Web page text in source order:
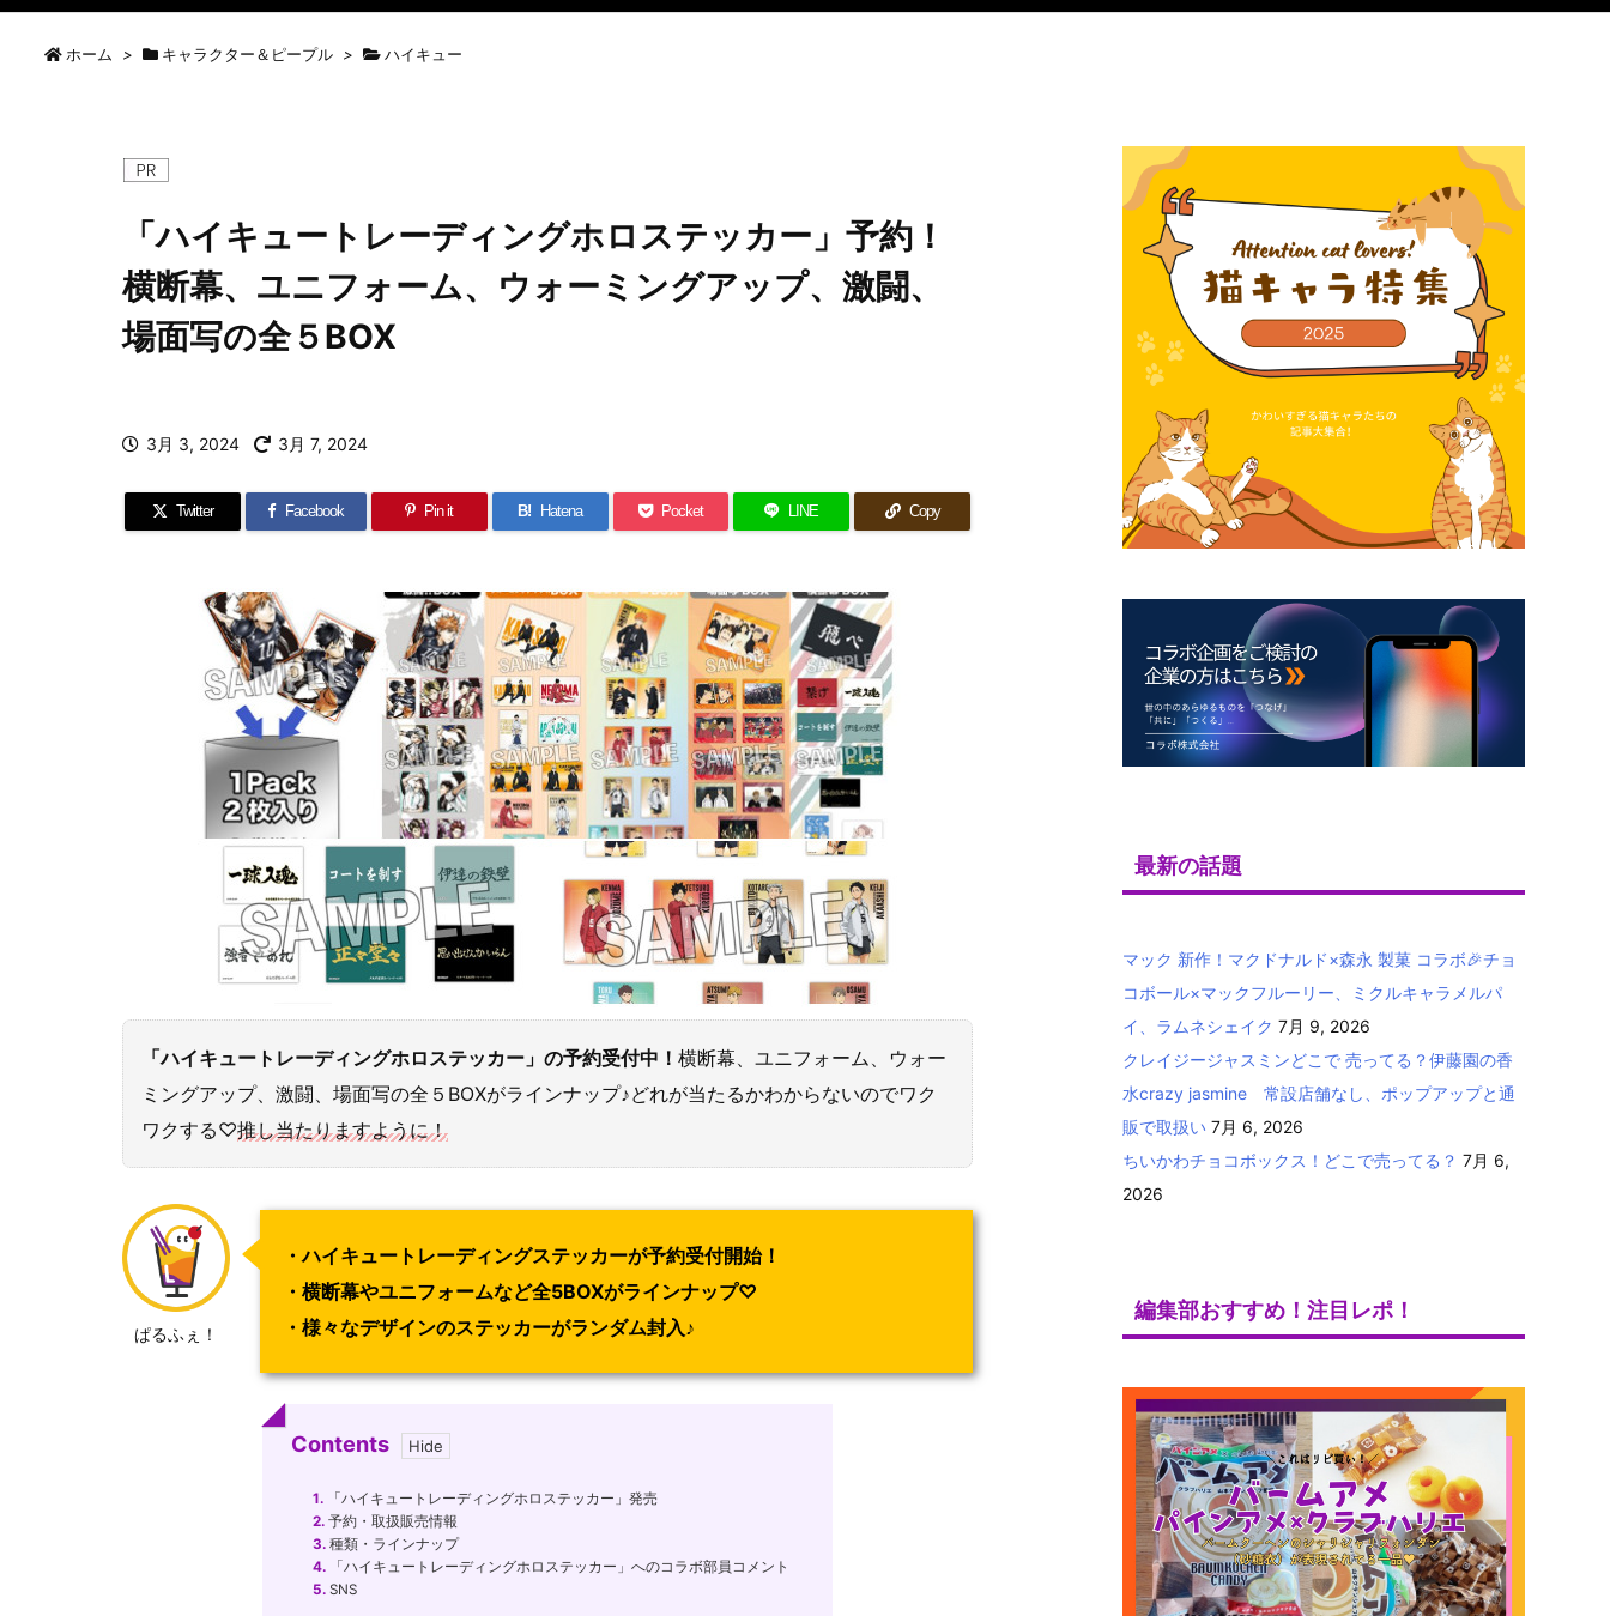
ホーム > キャラクター＆ピープル > ハイキュー
「ハイキュートレーディングホロステッカー」予約！
横断幕、ユニフォーム、ウォーミングアップ、激闘、
場面写の全５BOX
3月 3, 2024 3月 7, 2024
Twitter Facebook Pin it B! Hatena Pocket LINE Copy
「ハイキュートレーディングホロステッカー」の予約受付中！ 横断幕、ユニフォーム、ウォー
ミングアップ、激闘、場面写の全５BOXがラインナップ♪どれが当たるかわからないのでワク
ワクする♡推し当たりますように！
ぱるふぇ！
・ハイキュートレーディングステッカーが予約受付開始！
・横断幕やユニフォームなど全5BOXがラインナップ♡
・様々なデザインのステッカーがランダム封入♪
Contents
1. 「ハイキュートレーディングホロステッカー」発売
2. 予約・取扱販売情報
3. 種類・ラインナップ
4. 「ハイキュートレーディングホロステッカー」へのコラボ部員コメント
5. SNS
最新の話題
マック 新作！マクドナルド×森永 製菓 コラボ🎉チョ
コボール×マックフルーリー、ミクルキャラメルパ
イ、ラムネシェイク 7月 9, 2026
クレイジージャスミンどこで 売ってる？伊藤園の香
水crazy jasmine 常設店舗なし、ポップアップと通
販で取扱い 7月 6, 2026
ちいかわチョコボックス！どこで売ってる？ 7月 6,
2026
編集部おすすめ！注目レポ！